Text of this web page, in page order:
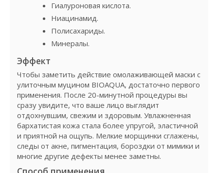
Гиалуроновая кислота.
Ниацинамид.
Полисахариды.
Минералы.
Эффект
Чтобы заметить действие омолаживающей маски с
улиточным муцином BIOAQUA, достаточно первого
применения. После 20-минутной процедуры вы
сразу увидите, что ваше лицо выглядит
отдохнувшим, свежим и здоровым. Увлажненная
бархатистая кожа стала более упругой, эластичной
и приятной на ощупь. Мелкие морщинки сглажены,
следы от акне, пигментация, бороздки от мимики и
многие другие дефекты менее заметны.